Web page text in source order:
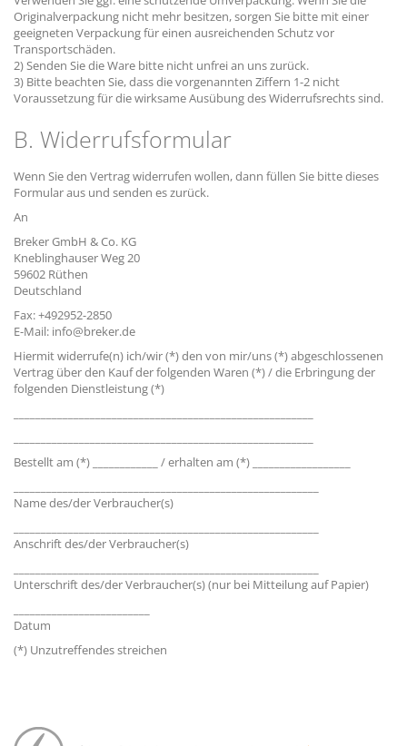
Originalverpackung nicht mehr besitzen, sorgen Sie bitte mit einer
geeigneten Verpackung für einen ausreichenden Schutz vor
Transportschäden.
2) Senden Sie die Ware bitte nicht unfrei an uns zurück.
3) Bitte beachten Sie, dass die vorgenannten Ziffern 1-2 nicht
Voraussetzung für die wirksame Ausübung des Widerrufsrechts sind.
B. Widerrufsformular
Wenn Sie den Vertrag widerrufen wollen, dann füllen Sie bitte dieses
Formular aus und senden es zurück.
An
Breker GmbH & Co. KG
Kneblinghauser Weg 20
59602 Rüthen
Deutschland
Fax: +492952-2850
E-Mail: info@breker.de
Hiermit widerrufe(n) ich/wir (*) den von mir/uns (*) abgeschlossenen
Vertrag über den Kauf der folgenden Waren (*) / die Erbringung der
folgenden Dienstleistung (*)
Bestellt am (*) ____________ / erhalten am (*) __________________
Name des/der Verbraucher(s)
Anschrift des/der Verbraucher(s)
Unterschrift des/der Verbraucher(s) (nur bei Mitteilung auf Papier)
Datum
(*) Unzutreffendes streichen